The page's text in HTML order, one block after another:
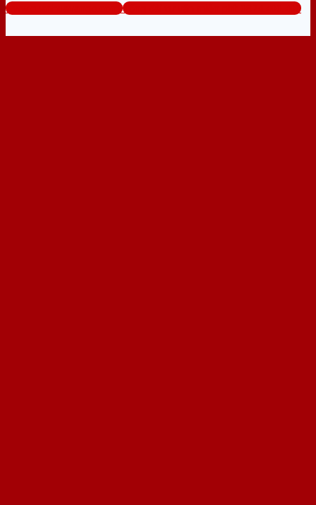
www.cuanhuavango.com Tổng đài tư vấn miễn phí: 0824.400.400